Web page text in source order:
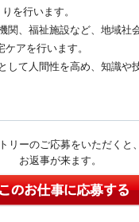
を行います。
関、福祉施設など、地域社
アを行います。
して人間性を高め、知識や
リーのご応募をいただくと
お返事が来ます。